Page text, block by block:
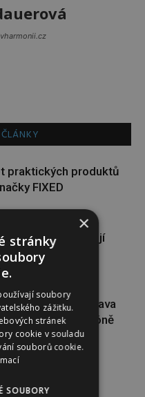
praktických produktů
FIXED
se nebojí
ani v těhotenství
Colours of Ostrava
zážitků v IQOS zóně
×
stránky
soubory
zážitku.
stránek
cookie v souladu
souborů cookie.
SOUBORY